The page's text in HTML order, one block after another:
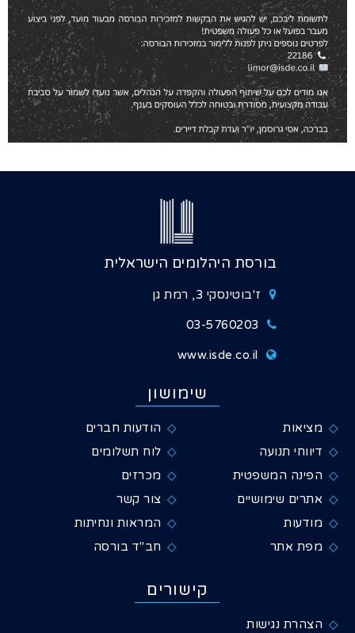
בורסת היהלומים הישראלית
ז'בוטינסקי 3, רמת גן
03-5760203
www.isde.co.il
שימושון
מציאות
הודעות חברים
דיווחי תנועה
לוח תשלומים
הפינה המשפטית
מכרזים
אתרים שימושיים
צור קשר
מודעות
המראות ונחיתות
מפת אתר
חב"ד בורסה
קישורים
הצהרת נגישות